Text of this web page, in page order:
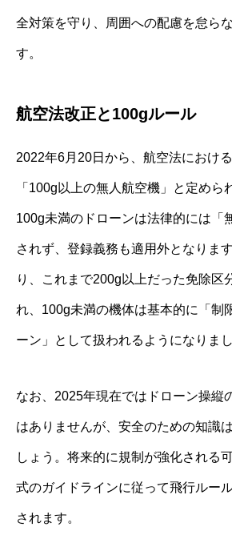
全対策を守り、周囲への配慮を怠ら
す。
航空法改正と100gルール
2022年6月20日から、航空法におけ
「100g以上の無人航空機」と定めら
100g未満のドローンは法律的には「
されず、登録義務も適用外となりま
り、これまで200g以上だった免除区
れ、100g未満の機体は基本的に「制
ーン」として扱われるようになりまし
なお、2025年現在ではドローン操縦
はありませんが、安全のための知識
しょう。将来的に規制が強化される
式のガイドラインに従って飛行ルー
されます。